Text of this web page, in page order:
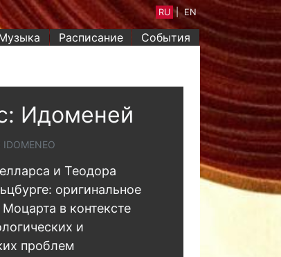
Расписание События
RU | EN
Идоменей
IDOMENEO
и Теодора
оригинальное
в контексте
и
проблем